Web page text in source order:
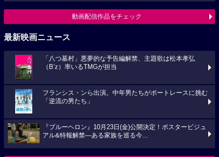
動画配信作品をチェック
最新映画ニュース
「八つ墓村」悪夢的な予告編解禁、主題歌は松本孝弘
（B’z）率いるTMGが担当
フランシス・ンら出演。中年男たちがボートレースに挑む
「逆流の男たち」
『ブルーヘロン』10月23日(金)公開決定！ポスタービジュ
アル&特報解禁―ある家族を巡る今...